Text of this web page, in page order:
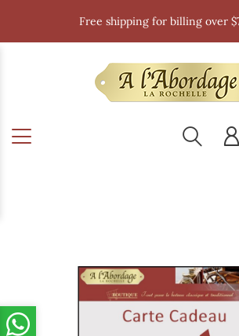
Free shipping for billing over